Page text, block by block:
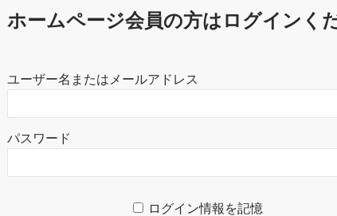
ホームページ会員の方はログインく
ユーザー名またはメールアドレス
パスワード
ログイン情報を記憶